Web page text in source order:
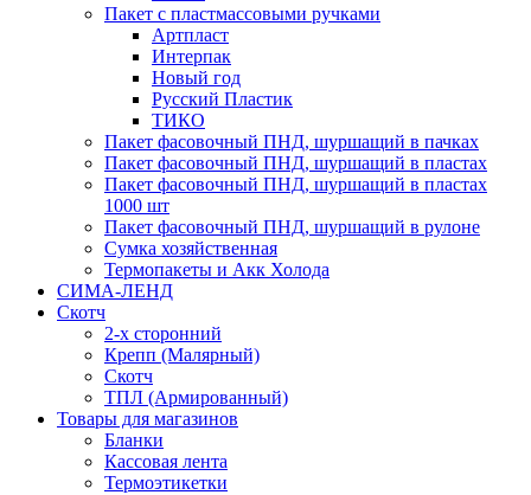
Пакет с пластмассовыми ручками
Артпласт
Интерпак
Новый год
Русский Пластик
ТИКО
Пакет фасовочный ПНД, шуршащий в пачках
Пакет фасовочный ПНД, шуршащий в пластах
Пакет фасовочный ПНД, шуршащий в пластах
1000 шт
Пакет фасовочный ПНД, шуршащий в рулоне
Сумка хозяйственная
Термопакеты и Акк Холода
СИМА-ЛЕНД
Скотч
2-х сторонний
Крепп (Малярный)
Скотч
ТПЛ (Армированный)
Товары для магазинов
Бланки
Кассовая лента
Термоэтикетки